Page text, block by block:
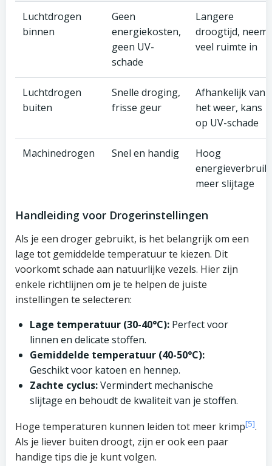
Luchtdrogen
binnen
Geen
energiekosten,
geen UV-
schade
Langere
droogtijd, neemt
veel ruimte in
Luchtdrogen
buiten
Snelle droging,
frisse geur
Afhankelijk van
het weer, kans
op UV-schade
Machinedrogen Snel en handig
Hoog
energieverbruik,
meer slijtage
Handleiding voor Drogerinstellingen
Als je een droger gebruikt, is het belangrijk om een
lage tot gemiddelde temperatuur te kiezen. Dit
voorkomt schade aan natuurlijke vezels. Hier zijn
enkele richtlijnen om je te helpen de juiste
instellingen te selecteren:
Lage temperatuur (30-40°C): Perfect voor
linnen en delicate stoffen.
Gemiddelde temperatuur (40-50°C):
Geschikt voor katoen en hennep.
Zachte cyclus:Vermindert mechanische
slijtage en behoudt de kwaliteit van je stoffen.
Hoge temperaturen kunnen leiden tot meer krimp[5].
Als je liever buiten droogt, zijn er ook een paar
handige tips die je kunt volgen.